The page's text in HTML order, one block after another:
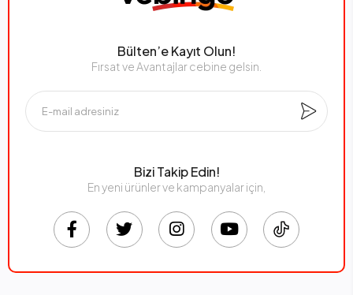
Bülten’e Kayıt Olun!
Fırsat ve Avantajlar cebine gelsin.
Bizi Takip Edin!
En yeni ürünler ve kampanyalar için,